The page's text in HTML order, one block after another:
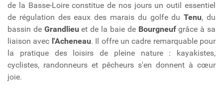
de la Basse-Loire constitue de nos jours un outil essentiel
de régulation des eaux des marais du golfe duTenu, du
bassin de Grandlieu et de la baie de Bourgneufgrâce à sa
liaison avec l'Acheneau. Il offre un cadre remarquable pour
la pratique des loisirs de pleine nature : kayakistes,
cyclistes, randonneurs et pêcheurs s'en donnent à cœur
joie.